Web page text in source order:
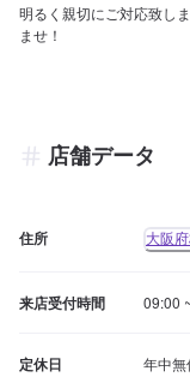
明るく親切にご対応致し
ませ！
店舗データ
住所 大阪
来店受付時間 09:00
定休日 年中無